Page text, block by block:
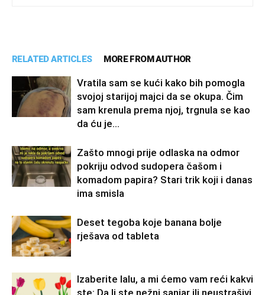
RELATED ARTICLES MORE FROM AUTHOR
Vratila sam se kući kako bih pomogla
svojoj starijoj majci da se okupa. Čim
sam krenula prema njoj, trgnula se kao
da ću je...
Zašto mnogi prije odlaska na odmor
pokriju odvod sudopera čašom i
komadom papira? Stari trik koji i danas
ima smisla
Deset tegoba koje banana bolje
rješava od tableta
Izaberite lalu, a mi ćemo vam reći kakvi
ste: Da li ste nežni sanjar ili neustrašivi